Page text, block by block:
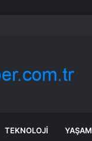
TEKNOLOJI YAŞAM